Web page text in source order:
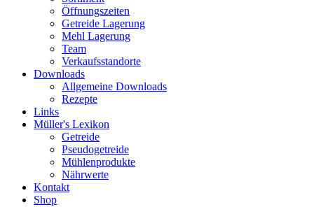
Öffnungszeiten
Getreide Lagerung
Mehl Lagerung
Team
Verkaufsstandorte
Downloads
Allgemeine Downloads
Rezepte
Links
Müller's Lexikon
Getreide
Pseudogetreide
Mühlenprodukte
Nährwerte
Kontakt
Shop